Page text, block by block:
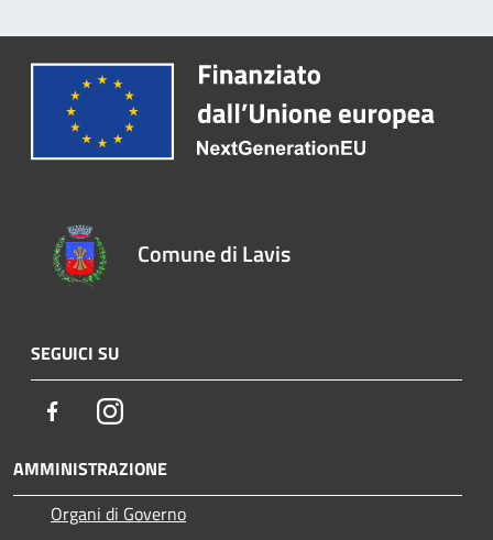
Comune di Lavis
SEGUICI SU
FacebookInstagram
AMMINISTRAZIONE
Organi di Governo